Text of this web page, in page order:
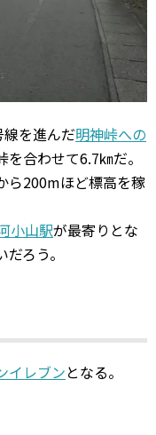
を進んだ明神峠への
合わせて6.7㎞だ。
ら200mほど標高を稼
小山駅が最寄りとな
ろう。
イレブンとなる。